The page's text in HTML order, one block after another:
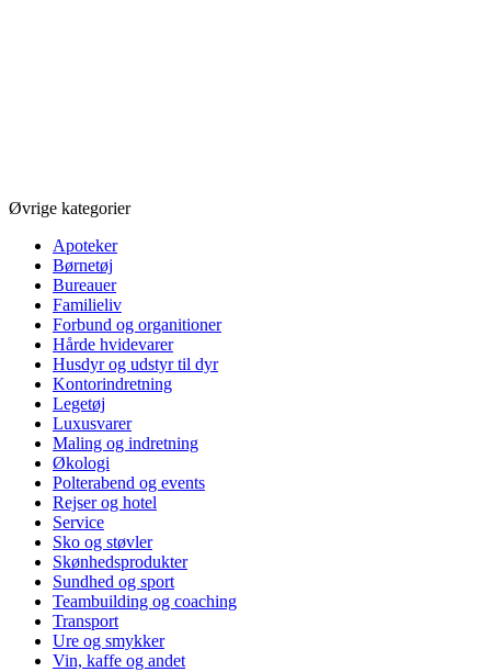
Øvrige kategorier
Apoteker
Børnetøj
Bureauer
Familieliv
Forbund og organitioner
Hårde hvidevarer
Husdyr og udstyr til dyr
Kontorindretning
Legetøj
Luxusvarer
Maling og indretning
Økologi
Polterabend og events
Rejser og hotel
Service
Sko og støvler
Skønhedsprodukter
Sundhed og sport
Teambuilding og coaching
Transport
Ure og smykker
Vin, kaffe og andet